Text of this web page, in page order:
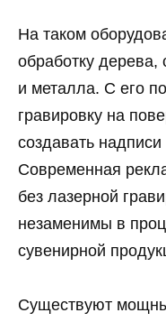
На таком
обработку дерева,
и металла. С его
гравировку на
создавать надписи
Современная
без лазерной
незаменимы в
сувенирной
Существуют